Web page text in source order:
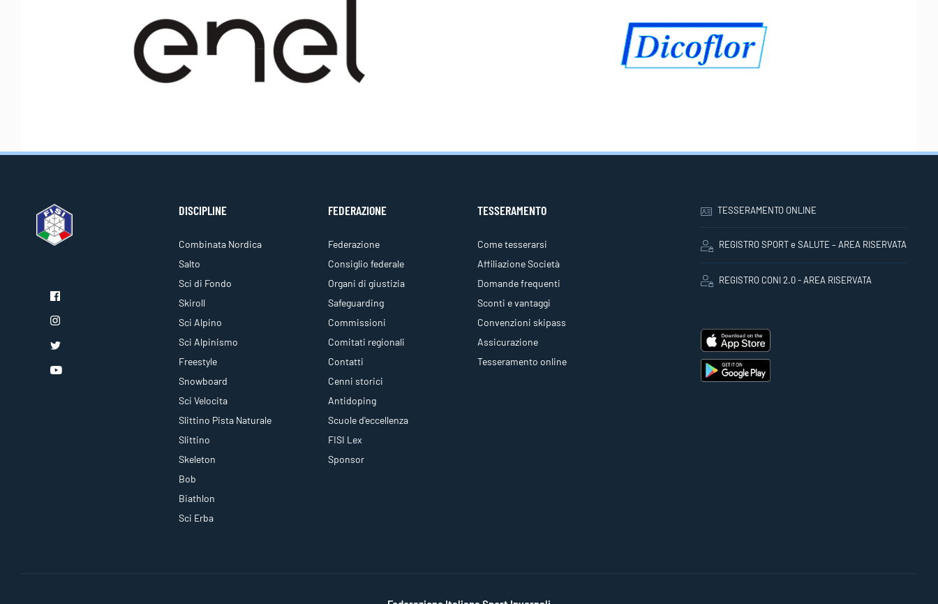
DISCIPLINE
Combinata Nordica
Salto
Sci di Fondo
Skiroll
Sci Alpino
Sci Alpinismo
Freestyle
Snowboard
Sci Velocita
Slittino Pista Naturale
Slittino
Skeleton
Bob
Biathlon
Sci Erba
FEDERAZIONE
Federazione
Consiglio federale
Organi di giustizia
Safeguarding
Commissioni
Comitati regionali
Contatti
Cenni storici
Antidoping
Scuole d'eccellenza
FISI Lex
Sponsor
TESSERAMENTO
Come tesserarsi
Affiliazione Società
Domande frequenti
Sconti e vantaggi
Convenzioni skipass
Assicurazione
Tesseramento online
TESSERAMENTO ONLINE
REGISTRO SPORT e SALUTE – AREA RISERVATA
REGISTRO CONI 2.0 - AREA RISERVATA